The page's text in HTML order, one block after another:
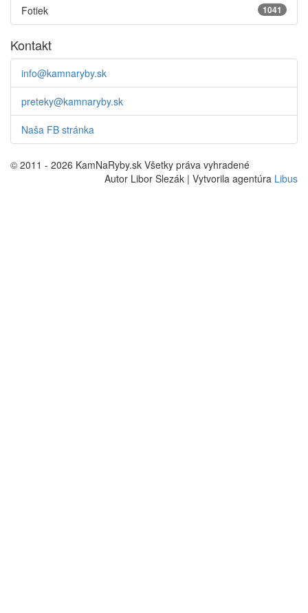
1041
Fotiek
Kontakt
info@kamnaryby.sk
preteky@kamnaryby.sk
Naša FB stránka
© 2011 - 2026 KamNaRyby.sk Všetky práva vyhradené
Autor Libor Slezák | Vytvorila agentúra Libus